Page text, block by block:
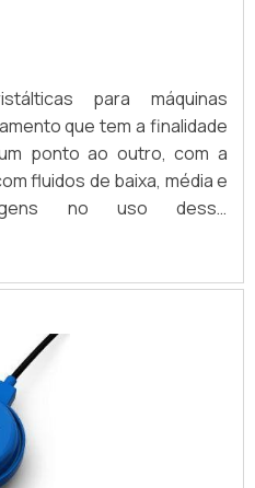
para máquinas
que tem a finalidade
ponto ao outro, com a
fluidos de baixa, média e
no uso desse
na preparação; Entre
em comprar bombas
economia de solvente,